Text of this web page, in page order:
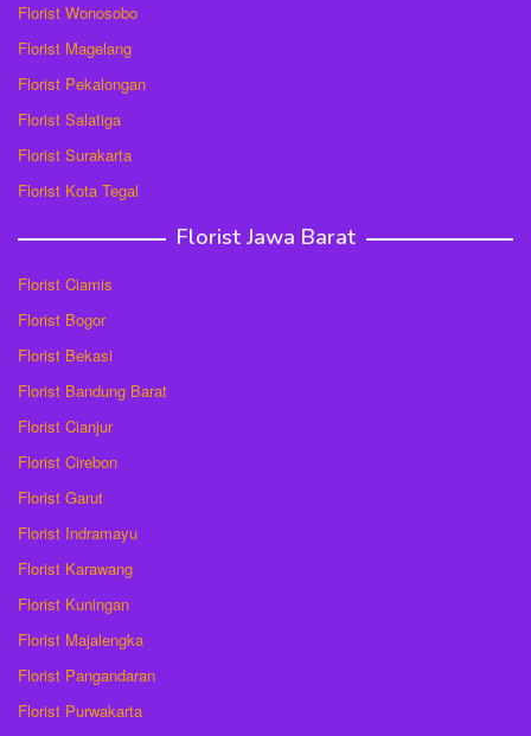
Florist Wonosobo
Florist Magelang
Florist Pekalongan
Florist Salatiga
Florist Surakarta
Florist Kota Tegal
Florist Jawa Barat
Florist Ciamis
Florist Bogor
Florist Bekasi
Florist Bandung Barat
Florist Cianjur
Florist Cirebon
Florist Garut
Florist Indramayu
Florist Karawang
Florist Kuningan
Florist Majalengka
Florist Pangandaran
Florist Purwakarta